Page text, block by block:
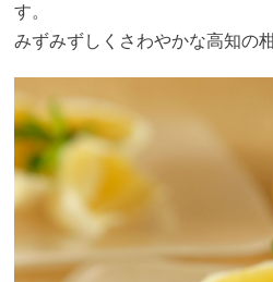
す。
みずみずしくさわやかな高知の